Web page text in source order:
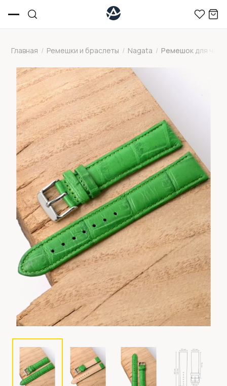
Главная / Ремешки и браслеты / Nagata / Ремешок для